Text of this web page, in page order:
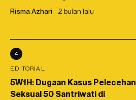
Risma Azhari 2 bulan lalu
4
EDITORIAL
5W1H: Dugaan Kasus Pelecehan
Seksual 50 Santriwati di